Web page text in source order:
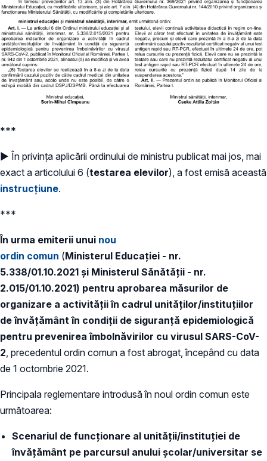
***
► În privința aplicării ordinului de ministru publicat mai jos, mai
exact a articolului 6 (testarea elevilor), a fost emisă această
instrucțiune.
***
În urma emiterii unui nou
ordin comun (Ministerul Educației - nr.
5.338/01.10.2021 și Ministerul Sănătății - nr.
2.015/01.10.2021) pentru aprobarea măsurilor de
organizare a activității în cadrul unităților/instituțiilor
de învățământ în condiții de siguranță epidemiologică
pentru prevenirea îmbolnăvirilor cu virusul SARS-CoV-
2 , precedentul ordin comun a fost abrogat, începând cu data
de 1 octombrie 2021.
Principala reglementare introdusă în noul ordin comun este
următoarea:
Scenariul de funcționare al unității/instituției de
învățământ pe parcursul anului școlar/universitar se